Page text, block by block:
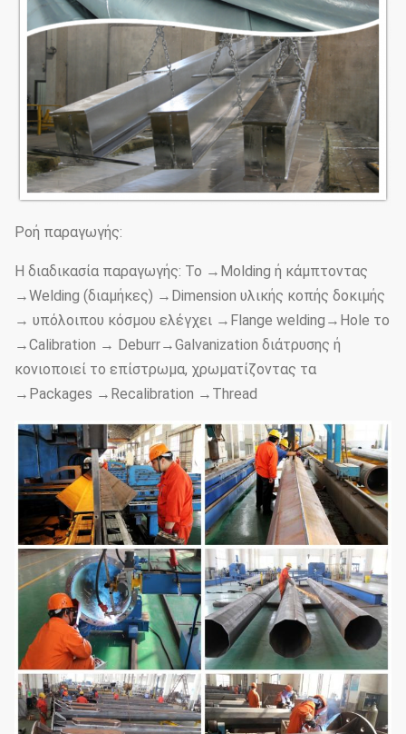
Ροή παραγωγής:
Η διαδικασία παραγωγής: Το →Molding ή κάμπτοντας
→Welding (διαμήκες) →Dimension υλικής κοπής δοκιμής
→ υπόλοιπου κόσμου ελέγχει →Flange welding→Hole το
→Calibration → Deburr→Galvanization διάτρυσης ή
κονιοποιεί το επίστρωμα, χρωματίζοντας τα
→Packages →Recalibration →Thread